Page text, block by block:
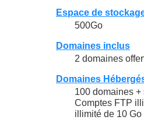
Espace de
500Go
Domaines inclus
2 domaines
Domaines
100 domaines
Comptes FTP
illimité de 10 Go